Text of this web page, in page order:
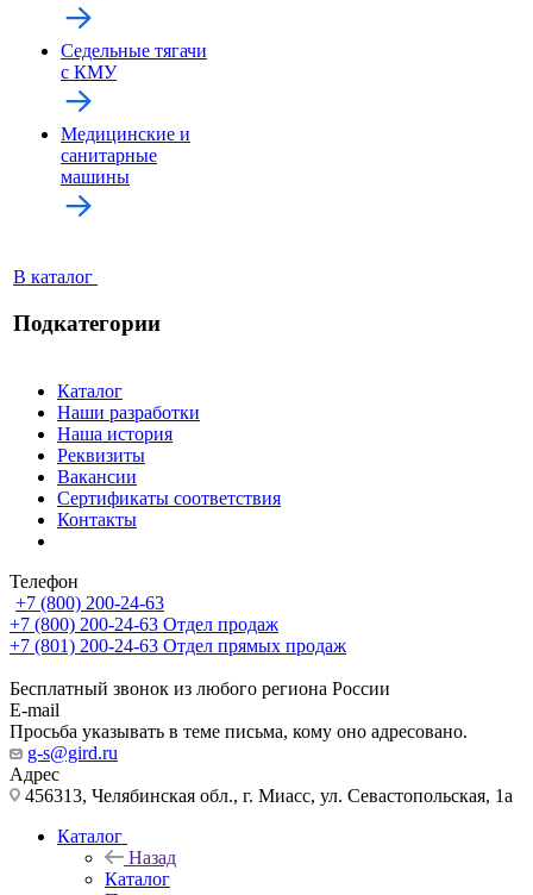
Седельные тягачи
с КМУ
Медицинские и
санитарные
машины
В каталог
Подкатегории
Каталог
Наши разработки
Наша история
Реквизиты
Вакансии
Сертификаты соответствия
Контакты
Телефон
+7 (800) 200-24-63
+7 (800) 200-24-63 Отдел продаж
+7 (801) 200-24-63 Отдел прямых продаж
Бесплатный звонок из любого региона России
E-mail
Просьба указывать в теме письма, кому оно адресовано.
g-s@gird.ru
Адрес
456313, Челябинская обл., г. Миасс, ул. Севастопольская, 1а
Каталог
Назад
Каталог